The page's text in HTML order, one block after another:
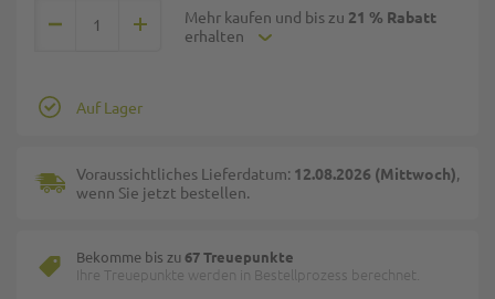
Mehr kaufen und bis zu 21 % Rabatt
erhalten
Auf Lager
Voraussichtliches Lieferdatum: 12.08.2026 (Mittwoch),
wenn Sie jetzt bestellen.
Bekomme bis zu 67 Treuepunkte
Ihre Treuepunkte werden in Bestellprozess berechnet.